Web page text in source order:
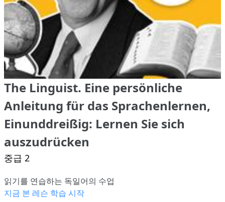
The Linguist. Eine persönliche
Anleitung für das Sprachenlernen,
Einunddreißig: Lernen Sie sich
auszudrücken
중급 2
읽기를 연습하는 독일어의 수업
지금 본 레슨 학습 시작